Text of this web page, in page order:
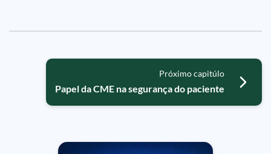
Próximo capitúlo
Papel da CME na segurança do paciente